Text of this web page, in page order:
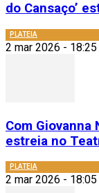
do Cansaço’
PLATEIA
2 mar 2026 - 18:25
Com Giovanna
estreia no
PLATEIA
2 mar 2026 - 18:05